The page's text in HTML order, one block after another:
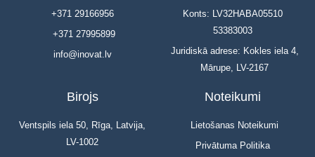
+371 29166956
+371 27995899
info@inovat.lv
Konts: LV32HABA05510
53383003
Juridiskā adrese: Kokles iela 4,
Mārupe, LV-2167
Birojs
Ventspils iela 50, Rīga, Latvija,
LV-1002
Noteikumi
Lietošanas Noteikumi
Privātuma Politika